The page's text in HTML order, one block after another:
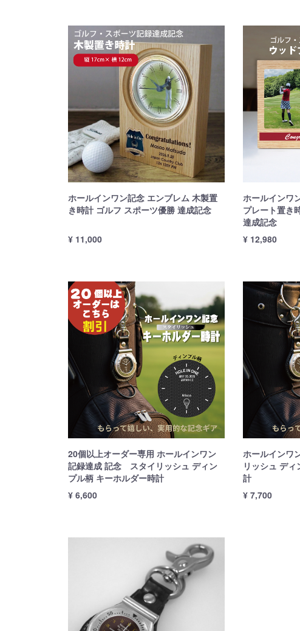
ホールインワン記念 エンブレム 木製置
き時計 ゴルフ スポーツ優勝 達成記念
¥ 11,000
ホールインワ
プレート置き
達成記念
¥ 12,980
20個以上オーダー専用 ホールインワン
記録達成 記念 スタイリッシュ ディン
プル柄 キーホルダー時計
¥ 6,600
ホールインワ
リッシュ デ
計
¥ 7,700